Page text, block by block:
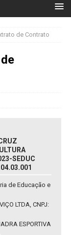
de Contrato
SEDUC
de Educação e
LTDA, CNPJ:
ESPORTIVA